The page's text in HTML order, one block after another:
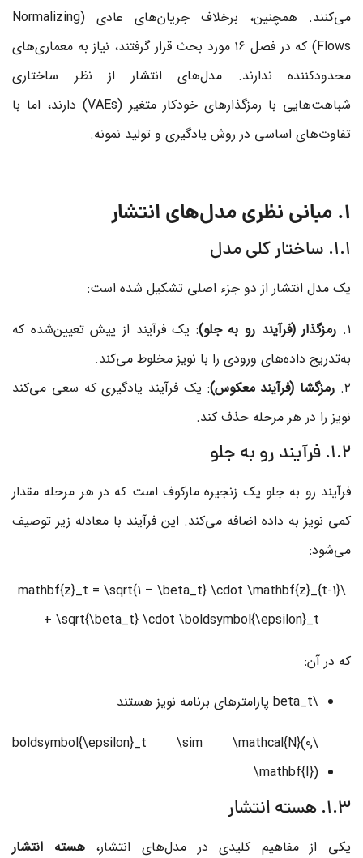
می‌کنند. همچنین، برخلاف جریان‌های عادی (Normalizing
Flows) که در فصل ۱۶ مورد بحث قرار گرفتند، نیاز به معماری‌های
محدودکننده ندارند. مدل‌های انتشار از نظر ساختاری
شباهت‌هایی با رمزگذارهای خودکار متغیر (VAEs) دارند، اما با
تفاوت‌های اساسی در روش یادگیری و تولید نمونه.
1. مبانی نظری مدل‌های انتشار
1.1. ساختار کلی مدل
یک مدل انتشار از دو جزء اصلی تشکیل شده است:
۱. رمزگذار (فرآیند رو به جلو): یک فرآیند از پیش تعیین‌شده که
به‌تدریج داده‌های ورودی را با نویز مخلوط می‌کند.
۲. رمزگشا (فرآیند معکوس): یک فرآیند یادگیری که سعی می‌کند
نویز را در هر مرحله حذف کند.
1.2. فرآیند رو به جلو
فرآیند رو به جلو یک زنجیره مارکوف است که در هر مرحله مقدار
کمی نویز به داده اضافه می‌کند. این فرآیند با معادله زیر توصیف
می‌شود:
\mathbf{z}_t = \sqrt{1 – \beta_t} \cdot \mathbf{z}_{t-1}
+ \sqrt{\beta_t} \cdot \boldsymbol{\epsilon}_t
که در آن:
\beta_t پارامترهای برنامه نویز هستند
\boldsymbol{\epsilon}_t \sim \mathcal{N}(0,
\mathbf{I})
1.3. هسته انتشار
یکی از مفاهیم کلیدی در مدل‌های انتشار،هسته انتشار